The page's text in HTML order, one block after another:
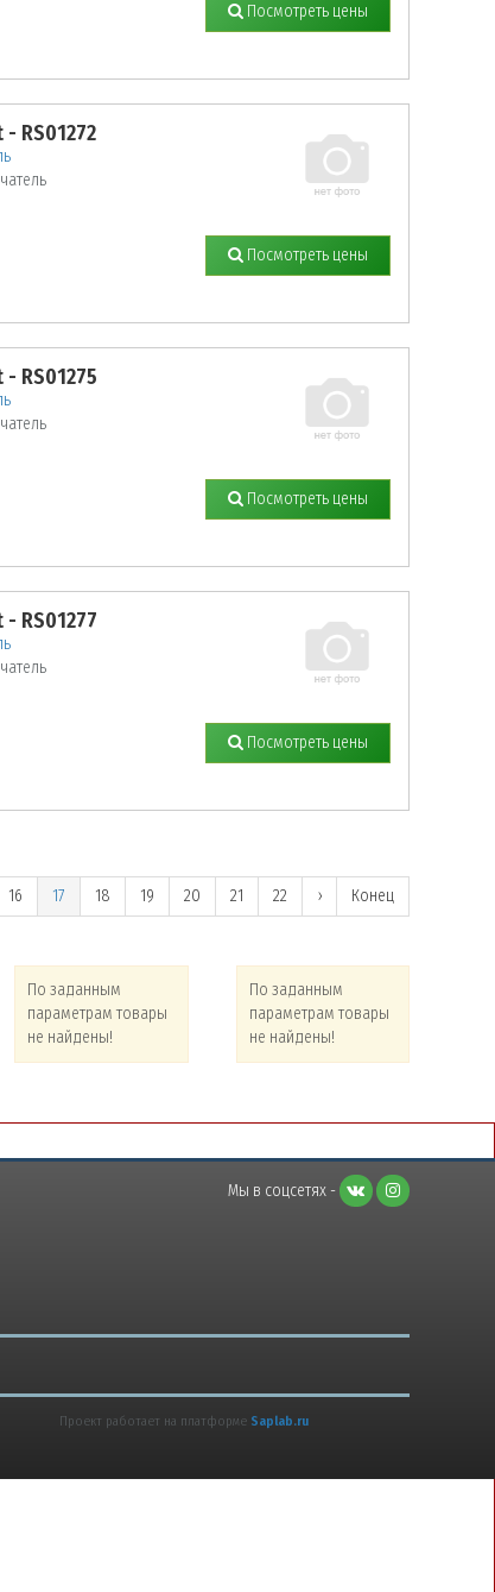
Посмотреть цены
RS01272
Посмотреть цены
RS01275
Посмотреть цены
RS01277
Посмотреть цены
16 17 18 19 20 21 22 › Конец
По заданным
параметрам товары
не найдены!
По заданным
параметрам товары
не найдены!
Мы в соцсетях -
Проект работает на платформе Saplab.ru